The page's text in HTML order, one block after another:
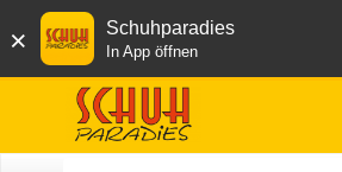
× Schuhparadies
In App öffnen